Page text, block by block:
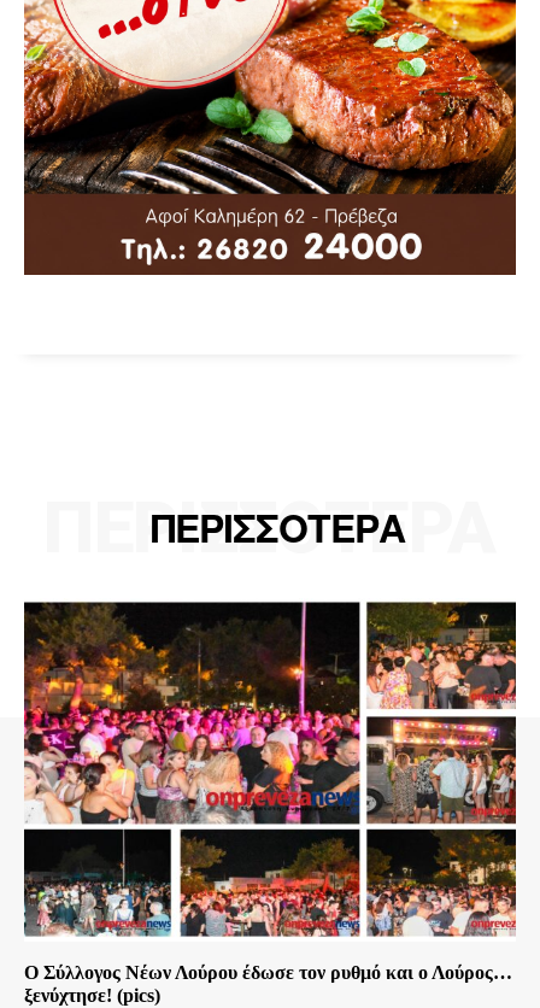
ΠΕΡΙΣΣΟΤΕΡΑ
ΠΕΡΙΣΣΟΤΕΡΑ
Ο Σύλλογος Νέων Λούρου έδωσε τον ρυθμό και ο Λούρος…
ξενύχτησε! (pics)